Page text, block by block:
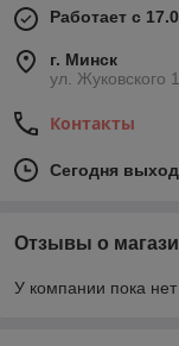
Работает с
г. Минск
ул. Жуковского
Контакты
Сегодня
Отзывы о
У компании пока